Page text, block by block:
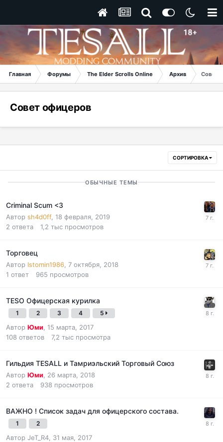
Главная Форумы The Elder Scrolls Online Архив Совет
Совет офицеров
СОРТИРОВКА
ОБЫЧНЫЕ ТЕМЫ
Criminal Scum <3
Автор sh4d0ff, 18 февраля, 2019
2 ответа 1,2 тыс просмотров
Торговец
Автор Istomin1986 7 октября, 2018
1 ответ 965 просмотров
TESO Офицерская курилка
1 2 3 4 5
Автор Юми 15 марта, 2017
108 ответов 7,2 тыс просмотра
Гильдия TESALL и Тамриэльский Торговый Союз
Автор Юми 26 марта, 2018
2 ответа 938 просмотров
ВАЖНО ! Список задач для офицерского состава.
1 2
Автор JeT_R4 31 мая, 2017